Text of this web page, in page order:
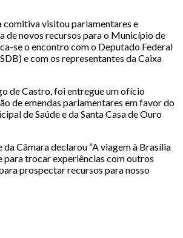
comitiva visitou parlamentares e
de novos recursos para o Município de
se o encontro com o Deputado Federal
e com os representantes da Caixa
de Castro, foi entregue um ofício
de emendas parlamentares em favor do
de Saúde e da Santa Casa de Ouro
da Câmara declarou “A viagem à Brasília
trocar experiências com outros
prospectar recursos para nosso